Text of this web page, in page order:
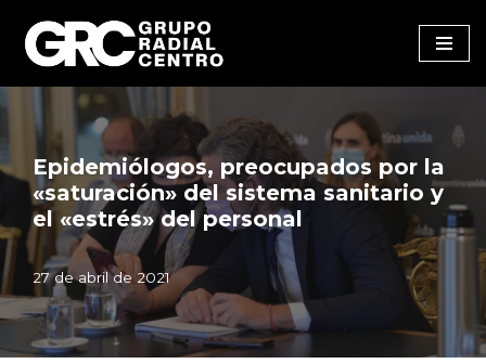
Saltar
al
contenido
Epidemiólogos, preocupados por la
«saturación» del sistema sanitario y
el «estrés» del personal
27 de abril de 2021